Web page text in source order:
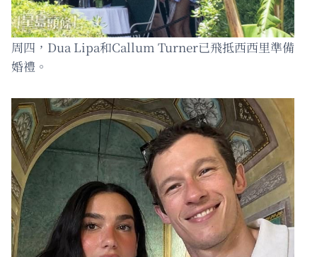
周四，Dua Lipa和Callum Turner已飛抵西西里準備
婚禮。